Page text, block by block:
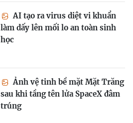
AI tạo ra virus diệt vi khuẩn
làm dấy lên mối lo an toàn sinh
học
Ảnh vệ tinh bề mặt Mặt Trăng
sau khi tầng tên lửa SpaceX đâm
trúng